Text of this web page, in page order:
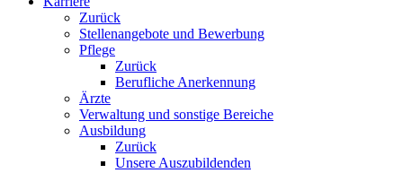
Zurück
Stellenangebote und Bewerbung
Pflege
Zurück
Berufliche Anerkennung
Ärzte
Verwaltung und sonstige Bereiche
Ausbildung
Zurück
Unsere Auszubildenden